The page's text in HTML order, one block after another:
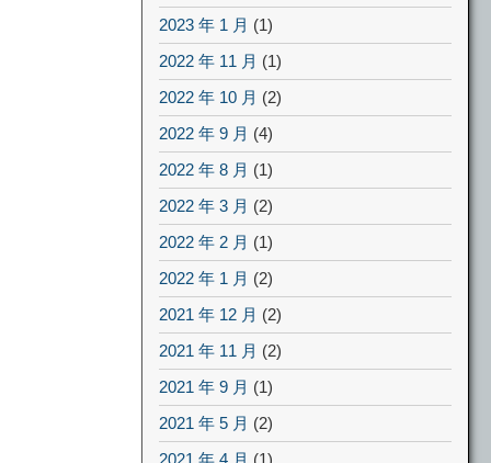
2023 年 1 月 (1)
2022 年 11 月 (1)
2022 年 10 月 (2)
2022 年 9 月 (4)
2022 年 8 月 (1)
2022 年 3 月 (2)
2022 年 2 月 (1)
2022 年 1 月 (2)
2021 年 12 月 (2)
2021 年 11 月 (2)
2021 年 9 月 (1)
2021 年 5 月 (2)
2021 年 4 月 (1)